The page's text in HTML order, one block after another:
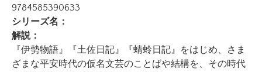
9784585390633
シリーズ名：
解説：
『伊勢物語』『土佐日記』『蜻蛉日記』をはじめ、さま
ざまな平安時代の仮名文芸のことばや結構を、その時代